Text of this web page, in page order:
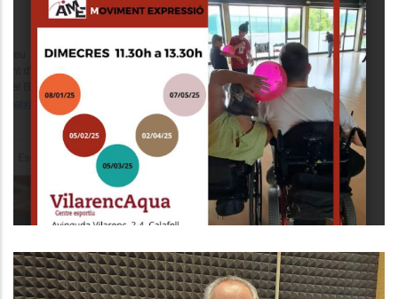
CICLE DE DANSA INCLUSIVA
S. socials